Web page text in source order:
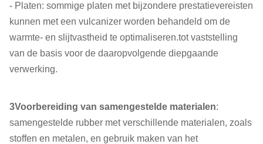
- Platen: sommige platen met bijzondere prestatievereisten
kunnen met een vulcanizer worden behandeld om de
warmte- en slijtvastheid te optimaliseren.tot vaststelling
van de basis voor de daaropvolgende diepgaande
verwerking.
3Voorbereiding van samengestelde materialen:
samengestelde rubber met verschillende materialen, zoals
stoffen en metalen, en gebruik maken van het